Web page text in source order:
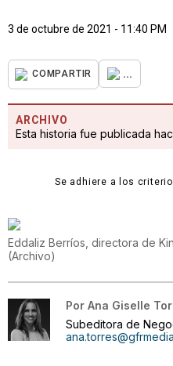
3 de octubre de 2021 - 11:40 PM
COMPARTIR ...
ARCHIVO
Esta historia fue publicada
Se adhiere a los
Eddaliz Berríos, directora de
(Archivo)
Por Ana Giselle
Subeditora de